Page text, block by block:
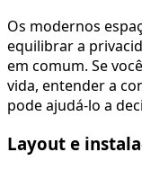
Os modernos
equilibrar a
em comum. Se
vida, entender a
pode ajudá-lo a
Layout e